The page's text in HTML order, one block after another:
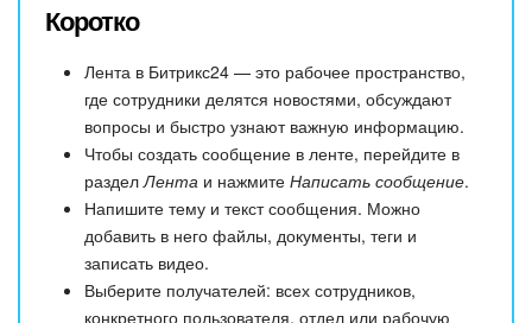
Коротко
Лента в Битрикс24 — это рабочее пространство,
где сотрудники делятся новостями, обсуждают
вопросы и быстро узнают важную информацию.
Чтобы создать сообщение в ленте, перейдите в
раздел Лента и нажмите Написать сообщение.
Напишите тему и текст сообщения. Можно
добавить в него файлы, документы, теги и
записать видео.
Выберите получателей: всех сотрудников,
конкретного пользователя, отдел или рабочую